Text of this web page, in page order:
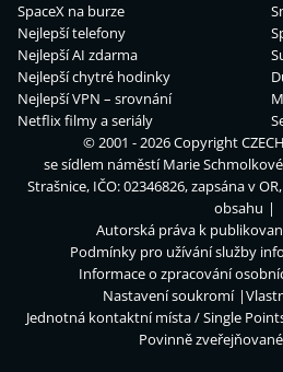
SpaceX na burze
Nejlepší telefony
Nejlepší AI zdarma
Nejlepší chytré hodinky
Nejlepší VPN – srovnání
Netflix filmy a seriály
© 2001 - 2026 Copyright
se sídlem náměstí Marie
Strašnice, IČO: 02346826, zapsána v
obsahu
Autorská práva k
Podmínky pro užívání služby
Informace o zpracování
Nastavení soukromí
Jednotná kontaktní místa / Single
Povinně